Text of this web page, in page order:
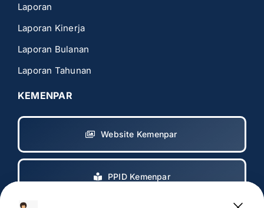
Laporan
Laporan Kinerja
Laporan Bulanan
Laporan Tahunan
KEMENPAR
Website Kemenpar
PPID Kemenpar